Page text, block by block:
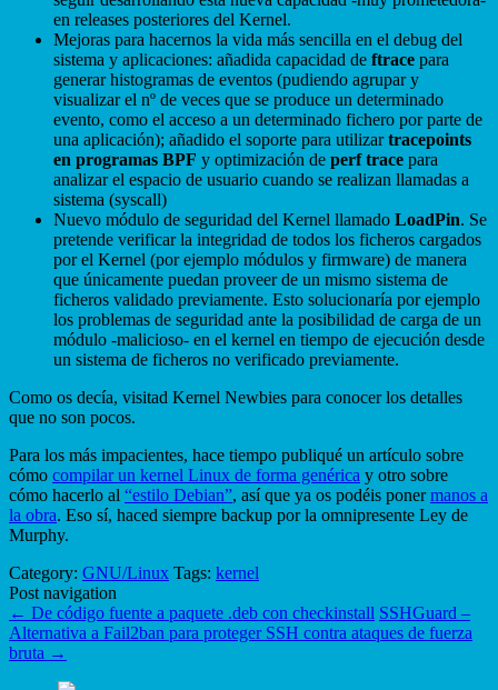
en releases posteriores del Kernel.
Mejoras para hacernos la vida más sencilla en el debug del
sistema y aplicaciones: añadida capacidad de ftrace para
generar histogramas de eventos (pudiendo agrupar y
visualizar el nº de veces que se produce un determinado
evento, como el acceso a un determinado fichero por parte de
una aplicación); añadido el soporte para utilizartracepoints
en programas BPF y optimización de perf trace para
analizar el espacio de usuario cuando se realizan llamadas a
sistema (syscall)
Nuevo módulo de seguridad del Kernel llamado LoadPin. Se
pretende verificar la integridad de todos los ficheros cargados
por el Kernel (por ejemplo módulos y firmware) de manera
que únicamente puedan proveer de un mismo sistema de
ficheros validado previamente. Esto solucionaría por ejemplo
los problemas de seguridad ante la posibilidad de carga de un
módulo -malicioso- en el kernel en tiempo de ejecución desde
un sistema de ficheros no verificado previamente.
Como os decía, visitad Kernel Newbies para conocer los detalles
que no son pocos.
Para los más impacientes, hace tiempo publiqué un artículo sobre
cómo compilar un kernel Linux de forma genérica y otro sobre
cómo hacerlo al “estilo Debian”, así que ya os podéis ponermanos a
la obra. Eso sí, haced siempre backup por la omnipresente Ley de
Murphy.
Category: GNU/Linux Tags: kernel
Post navigation
← De código fuente a paquete .deb con checkinstall SSHGuard –
Alternativa a Fail2ban para proteger SSH contra ataques de fuerza
bruta →